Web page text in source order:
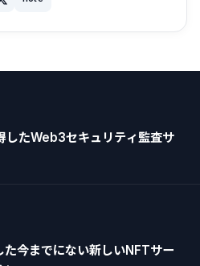
したWeb3セキュリティ監査サ
今までにない新しいNFTサー